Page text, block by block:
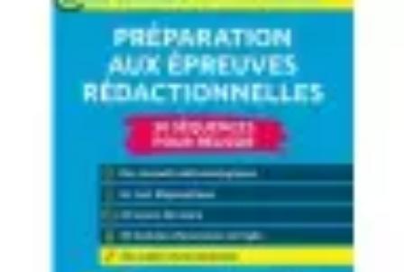
Guide Fruits de Mer
Préparation et TechniquesAstuces et conseilsRecettes et
Santé et NutritionChoix des Fruits de Mer
Guide Fruits de Mer